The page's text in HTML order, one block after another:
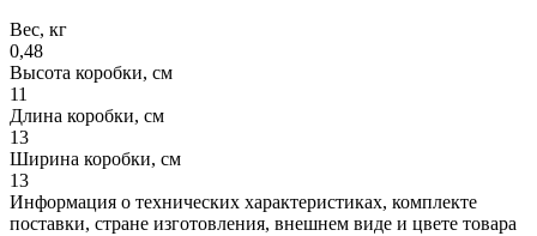
Вес, кг
0,48
Высота коробки, см
11
Длина коробки, см
13
Ширина коробки, см
13
Информация о технических характеристиках, комплекте
поставки, стране изготовления, внешнем виде и цвете товара